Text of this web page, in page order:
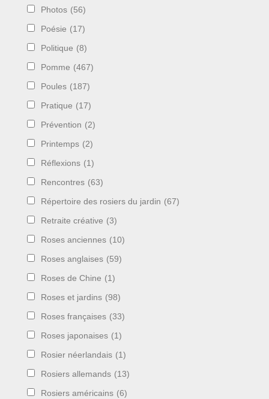
Photos (56)
Poésie (17)
Politique (8)
Pomme (467)
Poules (187)
Pratique (17)
Prévention (2)
Printemps (2)
Réflexions (1)
Rencontres (63)
Répertoire des rosiers du jardin (67)
Retraite créative (3)
Roses anciennes (10)
Roses anglaises (59)
Roses de Chine (1)
Roses et jardins (98)
Roses françaises (33)
Roses japonaises (1)
Rosier néerlandais (1)
Rosiers allemands (13)
Rosiers américains (6)